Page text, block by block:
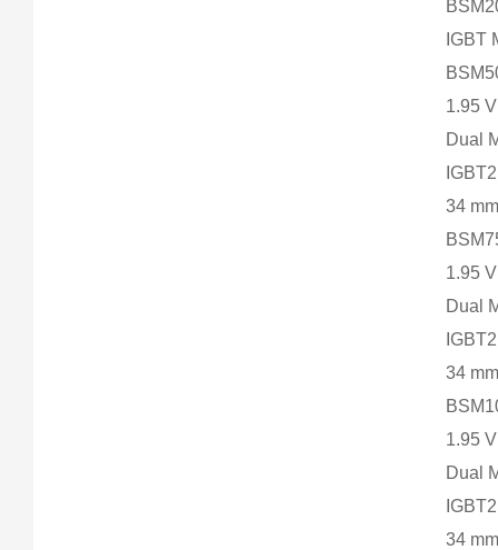
IGBT
1.95
Dual
34
1.95
Dual
34
1.95
Dual
34